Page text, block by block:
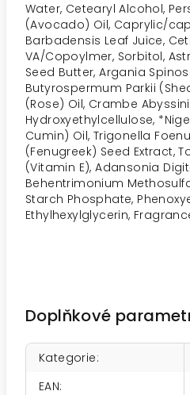
Water, Cetearyl Alcohol,
(Avocado) Oil, Caprylic/
Barbadensis Leaf Juice,
VA/Copoylmer, Sorbitol,
Seed Butter, Argania
Butyrospermum Parkii
(Rose) Oil, Crambe
Hydroxyethylcellulose,
Cumin) Oil, Trigonella
(Fenugreek) Seed Extract,
(Vitamin E), Adansonia
Behentrimonium
Starch Phosphate,
Ethylhexylglycerin,
Doplňkové
Kategorie:
EAN: